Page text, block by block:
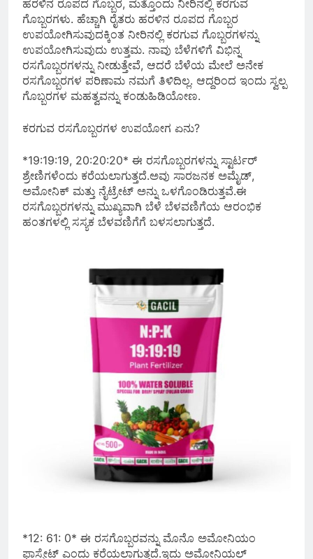
ಹರಳಿನ ರೂಪದ ಗೊಬ್ಬರ, ಮತ್ತೊಂದು ನೀರಿನಲ್ಲಿ ಕರಗುವ
ಗೊಬ್ಬರಗಳು. ಹೆಚ್ಚಾಗಿ ರೈತರು ಹರಳಿನ ರೂಪದ ಗೊಬ್ಬರ
ಉಪಯೋಗಿಸುವುದಕ್ಕಿಂತ ನೀರಿನಲ್ಲಿ ಕರಗುವ ಗೊಬ್ಬರಗಳನ್ನು
ಉಪಯೋಗಿಸುವುದು ಉತ್ತಮ. ನಾವು ಬೆಳೆಗಳಿಗೆ ವಿಭಿನ್ನ
ರಸಗೊಬ್ಬರಗಳನ್ನು ನೀಡುತ್ತೇವೆ, ಆದರೆ ಬೆಳೆಯ ಮೇಲೆ ಅನೇಕ
ರಸಗೊಬ್ಬರಗಳ ಪರಿಣಾಮ ನಮಗೆ ತಿಳಿದಿಲ್ಲ. ಆದ್ದರಿಂದ ಇಂದು ಸ್ವಲ್ಪ
ಗೊಬ್ಬರಗಳ ಮಹತ್ವವನ್ನು ಕಂಡುಹಿಡಿಯೋಣ.
ಕರಗುವ ರಸಗೊಬ್ಬರಗಳ ಉಪಯೋಗ ಏನು?
*19:19:19, 20:20:20* ಈ ರಸಗೊಬ್ಬರಗಳನ್ನು ಸ್ಟಾರ್ಟರ್
ಶ್ರೇಣಿಗಳೆಂದು ಕರೆಯಲಾಗುತ್ತದೆ.ಅವು ಸಾರಜನಕ ಅಮೈಡ್,
ಅಮೋನಿಕ್ ಮತ್ತು ನೈಟ್ರೇಟ್ ಅನ್ನು ಒಳಗೊಂಡಿರುತ್ತವೆ.ಈ
ರಸಗೊಬ್ಬರಗಳನ್ನು ಮುಖ್ಯವಾಗಿ ಬೆಳೆ ಬೆಳವಣಿಗೆಯ ಆರಂಭಿಕ
ಹಂತಗಳಲ್ಲಿ ಸಸ್ಯಕ ಬೆಳವಣಿಗೆಗೆ ಬಳಸಲಾಗುತ್ತದೆ.
*12: 61: 0* ಈ ರಸಗೊಬ್ಬರವನ್ನು ಮೊನೊ ಅಮೋನಿಯಂ
ಫಾಸ್ಫೇಟ್ ಎಂದು ಕರೆಯಲಾಗುತ್ತದೆ.ಇದು ಅಮೋನಿಯಲ್